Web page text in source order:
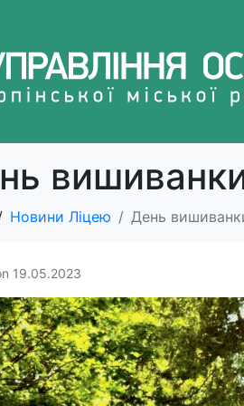
Новини Ліцею День
19.05.2023